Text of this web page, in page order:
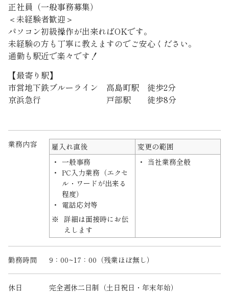
正社員（一般事務募集）
＜未経験者歓迎＞
パソコン初級操作が出来ればOKです。
未経験の方も丁寧に教えますのでご安心ください。
通勤も駅近で楽々です！
【最寄り駅】
市営地下鉄ブルーライン 高島町駅 徒歩2分
京浜急行 戸部駅 徒歩8分
業務内容 雇入れ直後
変更の範囲
一般事務
PC入力業務（エクセ
ル・ワードが出来る
程度）
電話応対等
詳細は面接時にお伝
えします
当社業務全般
勤務時間 9：00~17：00（残業ほぼ無し）
休日 完全週休二日制（土日祝日・年末年始）